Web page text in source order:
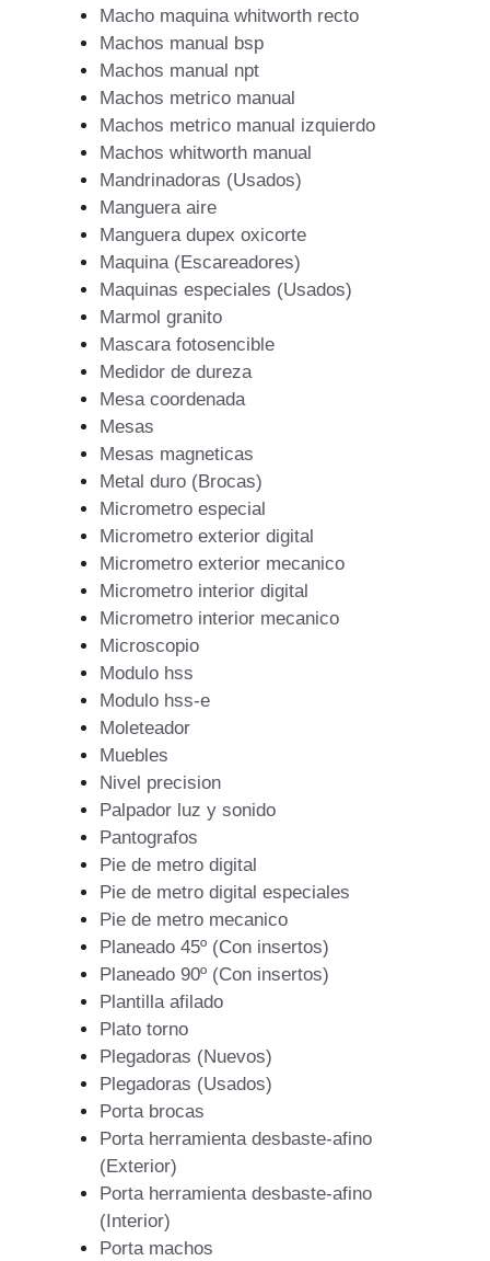
Macho maquina whitworth recto
Machos manual bsp
Machos manual npt
Machos metrico manual
Machos metrico manual izquierdo
Machos whitworth manual
Mandrinadoras (Usados)
Manguera aire
Manguera dupex oxicorte
Maquina (Escareadores)
Maquinas especiales (Usados)
Marmol granito
Mascara fotosencible
Medidor de dureza
Mesa coordenada
Mesas
Mesas magneticas
Metal duro (Brocas)
Micrometro especial
Micrometro exterior digital
Micrometro exterior mecanico
Micrometro interior digital
Micrometro interior mecanico
Microscopio
Modulo hss
Modulo hss-e
Moleteador
Muebles
Nivel precision
Palpador luz y sonido
Pantografos
Pie de metro digital
Pie de metro digital especiales
Pie de metro mecanico
Planeado 45º (Con insertos)
Planeado 90º (Con insertos)
Plantilla afilado
Plato torno
Plegadoras (Nuevos)
Plegadoras (Usados)
Porta brocas
Porta herramienta desbaste-afino
(Exterior)
Porta herramienta desbaste-afino
(Interior)
Porta machos